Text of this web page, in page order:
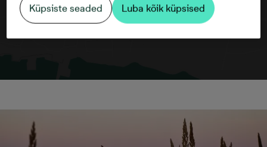
Küpsiste seaded Luba kõik küpsised